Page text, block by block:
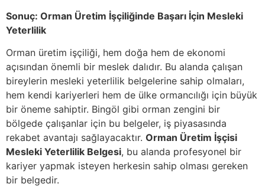
Sonuç: Orman Üretim İşçiliğinde Başarı İçin Mesleki
Yeterlilik
Orman üretim işçiliği, hem doğa hem de ekonomi
açısından önemli bir meslek dalıdır. Bu alanda çalışan
bireylerin mesleki yeterlilik belgelerine sahip olmaları,
hem kendi kariyerleri hem de ülke ormancılığı için büyük
bir öneme sahiptir. Bingöl gibi orman zengini bir
bölgede çalışanlar için bu belgeler, iş piyasasında
rekabet avantajı sağlayacaktır. Orman Üretim İşçisi
Mesleki Yeterlilik Belgesi, bu alanda profesyonel bir
kariyer yapmak isteyen herkesin sahip olması gereken
bir belgedir.